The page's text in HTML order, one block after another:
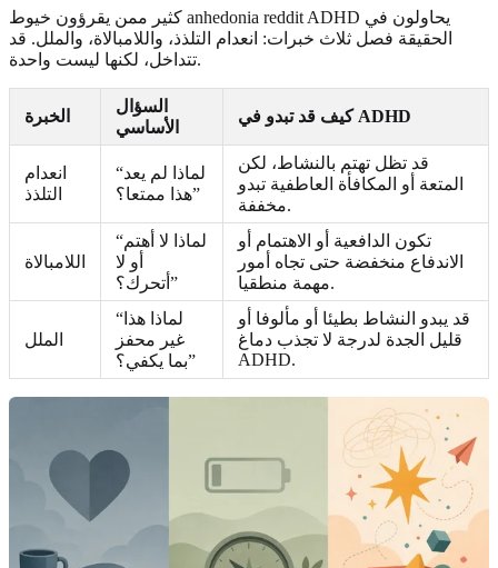
كثير ممن يقرؤون خيوط anhedonia reddit ADHD يحاولون في
الحقيقة فصل ثلاث خبرات: انعدام التلذذ، واللامبالاة، والملل. قد
تتداخل، لكنها ليست واحدة.
الخبرة
السؤال
الأساسي
كيف قد تبدو في ADHD
انعدام
التلذذ
“لماذا لم يعد
هذا ممتعا؟”
قد تظل تهتم بالنشاط، لكن
المتعة أو المكافأة العاطفية تبدو
مخففة.
اللامبالاة
“لماذا لا أهتم
أو لا
أتحرك؟”
تكون الدافعية أو الاهتمام أو
الاندفاع منخفضة حتى تجاه أمور
مهمة منطقيا.
الملل
“لماذا هذا
غير محفز
بما يكفي؟”
قد يبدو النشاط بطيئا أو مألوفا أو
قليل الجدة لدرجة لا تجذب دماغ
ADHD.